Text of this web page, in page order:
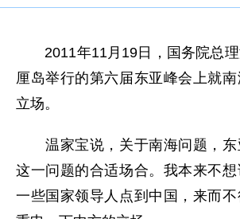
2011年11月19日，国务院总理
厘岛举行的第六届东亚峰会上就
立场。
温家宝说，关于南海问题，东
这一问题的合适场合。我本来不
一些国家领导人点到中国，来而